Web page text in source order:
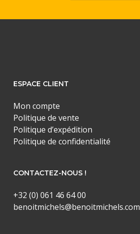
ESPACE CLIENT
Mon compte
Politique de vente
Politique d’expédition
Politique de confidentialité
CONTACTEZ-NOUS !
+32 (0) 061 46 64 00
benoitmichels@benoitmichels.com